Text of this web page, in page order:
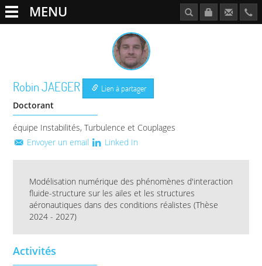
MENU
RobinJAEGER
Lien à partager
Doctorant
équipe Instabilités, Turbulence et Couplages
Envoyer un email
Linked In
Modélisation numérique des phénomènes d'interaction
fluide-structure sur les ailes et les structures
aéronautiques dans des conditions réalistes (Thèse
2024 - 2027)
Activités